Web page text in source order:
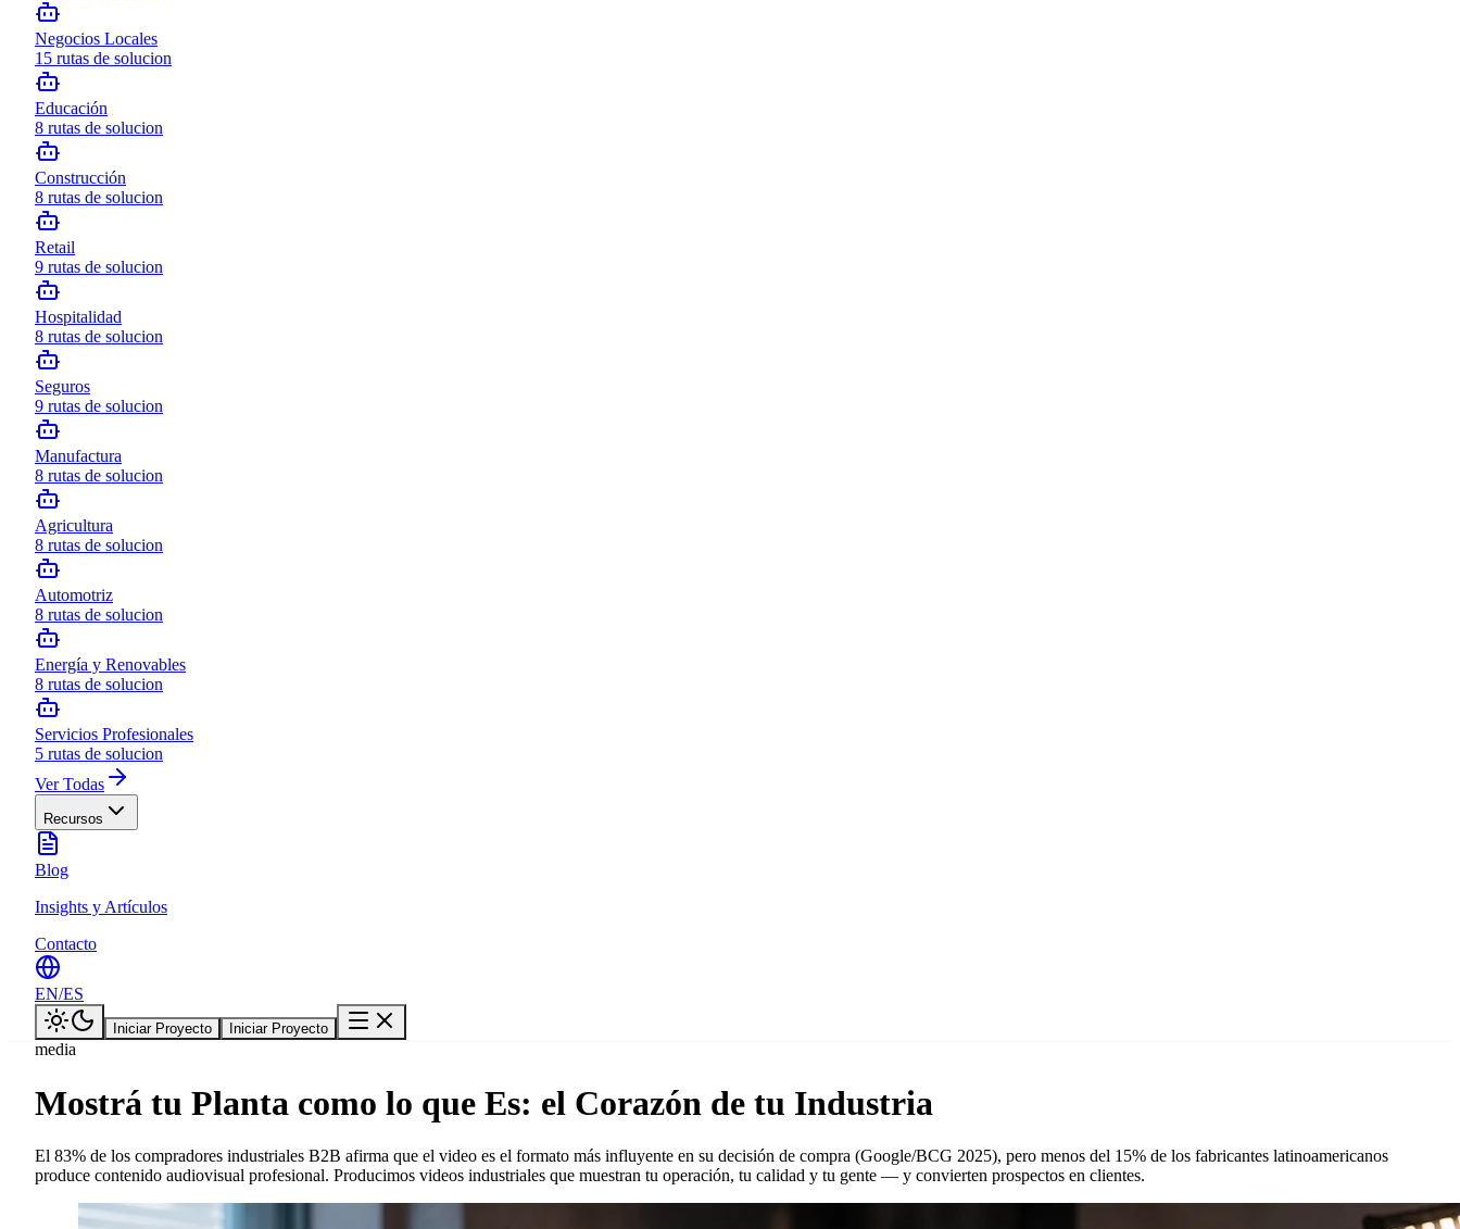
Negocios Locales
15 rutas de solucion
Educación
8 rutas de solucion
Construcción
8 rutas de solucion
Retail
9 rutas de solucion
Hospitalidad
8 rutas de solucion
Seguros
9 rutas de solucion
Manufactura
8 rutas de solucion
Agricultura
8 rutas de solucion
Automotriz
8 rutas de solucion
Energía y Renovables
8 rutas de solucion
Servicios Profesionales
5 rutas de solucion
Ver Todas
Recursos
Blog
Insights y Artículos
Contacto
EN/ES
Iniciar Proyecto Iniciar Proyecto
media
Mostrá tu Planta como lo que Es: el Corazón de tu Industria
El 83% de los compradores industriales B2B afirma que el video es el formato más influyente en su decisión de compra (Google/BCG 2025), pero menos del 15% de los fabricantes latinoamericanos
produce contenido audiovisual profesional. Producimos videos industriales que muestran tu operación, tu calidad y tu gente — y convierten prospectos en clientes.